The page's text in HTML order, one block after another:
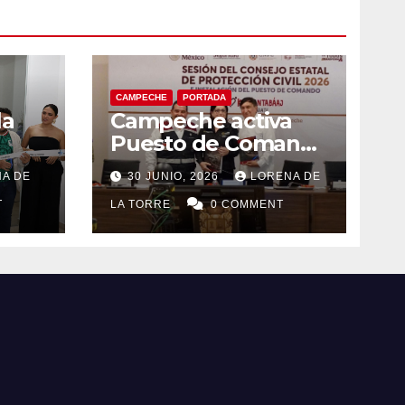
DE
CAMPECHE PORTADA
Campeche activa
Puesto de Comando
y refuerza acciones
de Protección Civil
ante riesgos
hidrometeorológico
30 JUNIO, 2026 LORENA DE
LA TORRE 0 COMMENT